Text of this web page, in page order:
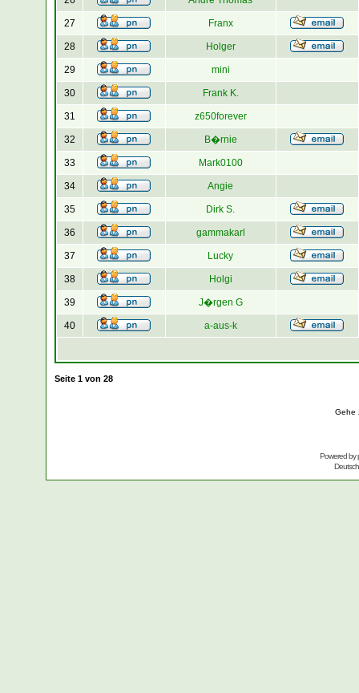
27 Franx
28 Holger
29 mini
30 Frank K.
31 z650forever
32 B�rnie
33 Mark0100
34 Angie
35 Dirk S.
36 gammakarl
37 Lucky
38 Holgi
39 J�rgen G
40 a-aus-k
Seite 1von 28
Gehe
Powered by